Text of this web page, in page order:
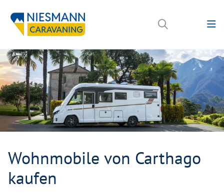
Wohnmobile von Carthago
kaufen